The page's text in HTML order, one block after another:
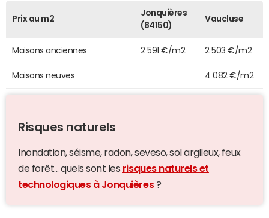
Prix au m2
Jonquières
(84150)
Vaucluse
Maisons anciennes 2 591 €/m2 2 503 €/m2
Maisons neuves 4 082 €/m2
Risques naturels
Inondation, séisme, radon, seveso, sol argileux, feux
de forêt... quels sont les risques naturels et
technologiques à Jonquières?